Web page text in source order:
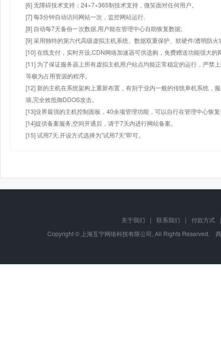
[6] 无障碍技术支持：24×7×365制技术支持，微笑面对任何用户。
[7] 每3分钟自动访问网站一次，监控网站运行.
[8] 自动每7天备份一次数据,用户能在管理中心自助恢复数据;
[9] 采用独特的第六代高级虚拟主机系统、数据双重保护、软硬件/透明防火
[10] 在线支付，实时开设,CDN网络加速器可供选购，免费赠送功能强大
[11] 为了保证服务器上所有虚拟主机用户站点均能正常稳定的运行，严禁
等极为占用资源的程序。
[12] 新的主机在系统架构上重新布置，有别于业内一般的传统单机系统，
墙,完全效抵御DDOS攻击。
[13]业界最强的主机控制面板，40余项管理功能，可以自行在管理中心恢
[14]提供备案服务,空间开通后，请于7天内进行网站备案。
[15] 试用7天.开设方式选择为"试用7天"即可。
关于我们 | 联系我们 | 付款方式
|
Copyright © 上海互宁网络科技有限公司, All Rights Reserved.